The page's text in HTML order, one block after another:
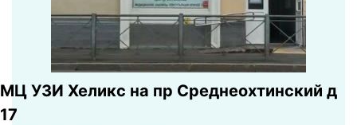
МЦ УЗИ Хеликс на пр Среднеохтинский д
17